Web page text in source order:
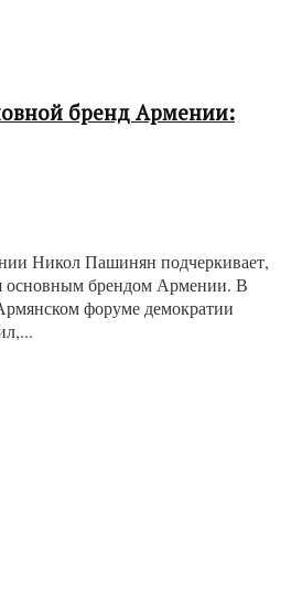
бренд Армении:
Никол Пашинян подчеркивает,
основным брендом Армении. В
форуме демократии